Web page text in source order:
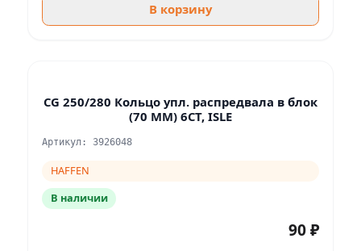
В корзину
CG 250/280 Кольцо упл. распредвала в блок
(70 ММ) 6CT, ISLE
Артикул: 3926048
HAFFEN
В наличии
90 ₽